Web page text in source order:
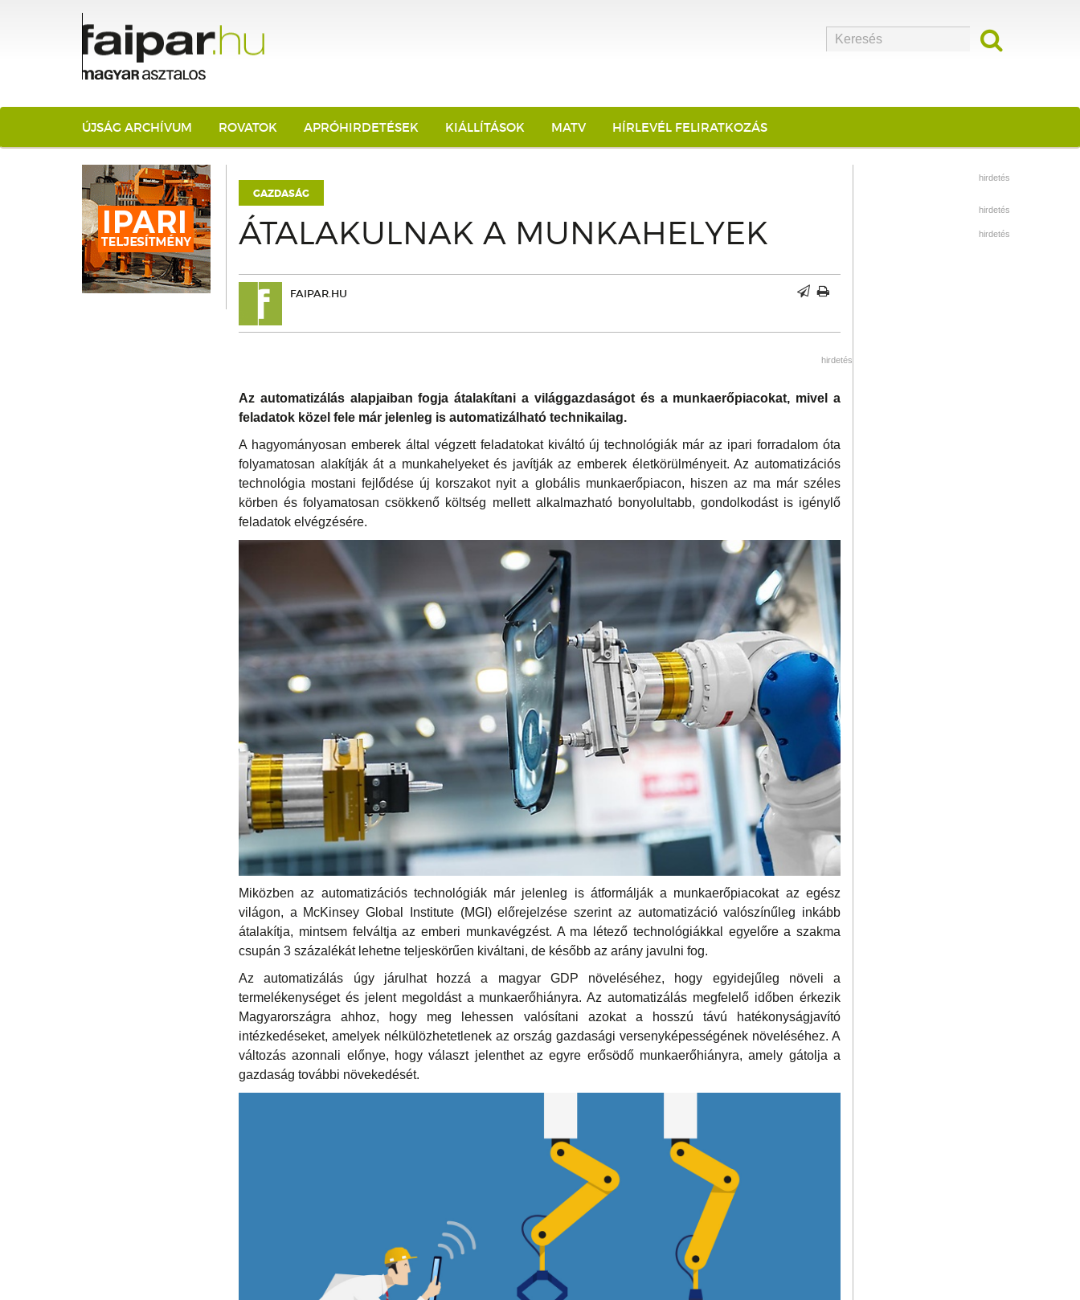
ÚJSÁG ARCHÍVUM ROVATOK APRÓHIRDETÉSEK KIÁLLÍTÁSOK MATV HÍRLEVÉL FELIRATKOZÁS
GAZDASÁG
ÁTALAKULNAK A MUNKAHELYEK
FAIPAR.HU
hirdetés
Az automatizálás alapjaiban fogja átalakítani a világgazdaságot és a munkaerőpiacokat, mivel a
feladatok közel fele már jelenleg is automatizálható technikailag.
A hagyományosan emberek által végzett feladatokat kiváltó új technológiák már az ipari forradalom óta
folyamatosan alakítják át a munkahelyeket és javítják az emberek életkörülményeit. Az automatizációs
technológia mostani fejlődése új korszakot nyit a globális munkaerőpiacon, hiszen az ma már széles
körben és folyamatosan csökkenő költség mellett alkalmazható bonyolultabb, gondolkodást is igénylő
feladatok elvégzésére.
Miközben az automatizációs technológiák már jelenleg is átformálják a munkaerőpiacokat az egész
világon, a McKinsey Global Institute (MGI) előrejelzése szerint az automatizáció valószínűleg inkább
átalakítja, mintsem felváltja az emberi munkavégzést. A ma létező technológiákkal egyelőre a szakma
csupán 3 százalékát lehetne teljeskörűen kiváltani, de később az arány javulni fog.
Az automatizálás úgy járulhat hozzá a magyar GDP növeléséhez, hogy egyidejűleg növeli a
termelékenységet és jelent megoldást a munkaerőhiányra. Az automatizálás megfelelő időben érkezik
Magyarországra ahhoz, hogy meg lehessen valósítani azokat a hosszú távú hatékonyságjavító
intézkedéseket, amelyek nélkülözhetetlenek az ország gazdasági versenyképességének növeléséhez. A
változás azonnali előnye, hogy választ jelenthet az egyre erősödő munkaerőhiányra, amely gátolja a
gazdaság további növekedését.
hirdetés
hirdetés
hirdetés